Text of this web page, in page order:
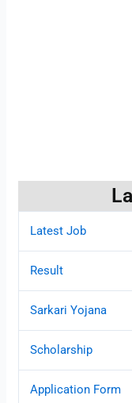
Latest Job
Result
Sarkari Yojana
Scholarship
Application Form